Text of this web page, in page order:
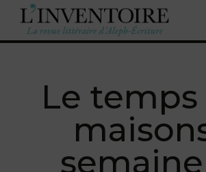
Le temps
semaine